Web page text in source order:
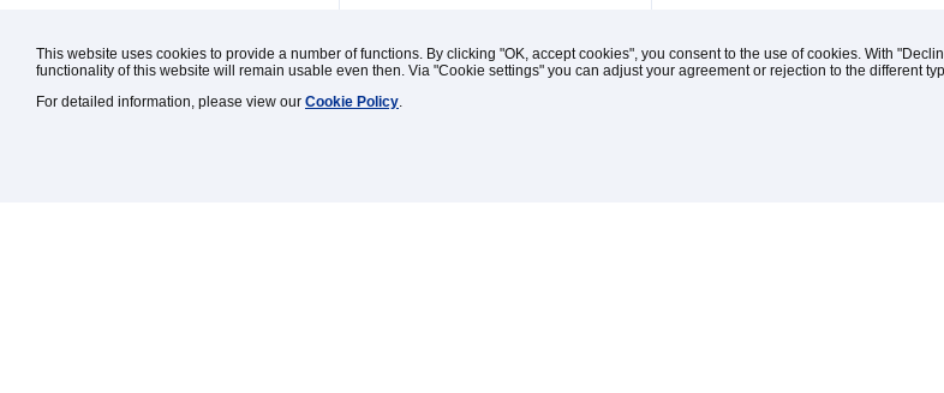
This website uses cookies to provide a number of functions. By clicking "OK, accept cookies", you consent to the use of cookies. With
functionality of this website will remain usable even then. Via "Cookie settings" you can adjust your agreement or rejection to the different
For detailed information, please view our Cookie Policy.